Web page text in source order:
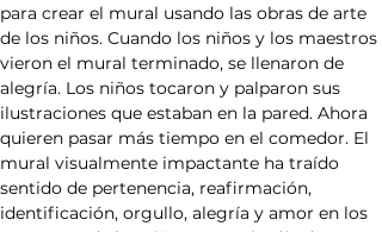
para crear el mural usando las obras de arte
de los niños. Cuando los niños y los maestros
vieron el mural terminado, se llenaron de
alegría. Los niños tocaron y palparon sus
ilustraciones que estaban en la pared. Ahora
quieren pasar más tiempo en el comedor. El
mural visualmente impactante ha traído
sentido de pertenencia, reafirmación,
identificación, orgullo, alegría y amor en los